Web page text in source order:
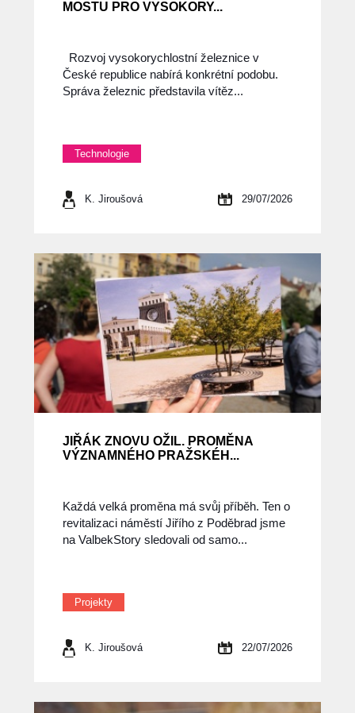
MOSTU PRO VYSOKORY...
Rozvoj vysokorychlostní železnice v
České republice nabírá konkrétní podobu.
Správa železnic představila vítěz...
Technologie
K. Jiroušová 29/07/2026
JIŘÁK ZNOVU OŽIL. PROMĚNA
VÝZNAMNÉHO PRAŽSKÉH...
Každá velká proměna má svůj příběh. Ten o
revitalizaci náměstí Jiřího z Poděbrad jsme
na ValbekStory sledovali od samo...
Projekty
K. Jiroušová 22/07/2026